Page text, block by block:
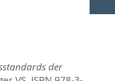
der